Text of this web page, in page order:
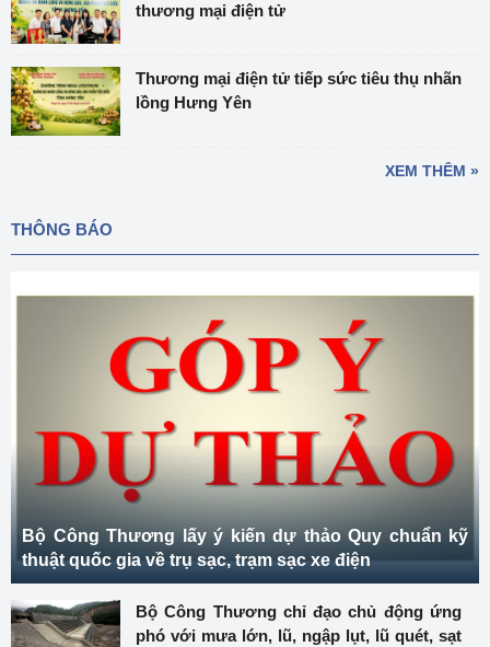
thương mại điện tử
Thương mại điện tử tiếp sức tiêu thụ nhãn
lồng Hưng Yên
XEM THÊM »
THÔNG BÁO
Bộ Công Thương lấy ý kiến dự thảo Quy chuẩn kỹ
thuật quốc gia về trụ sạc, trạm sạc xe điện
Bộ Công Thương chỉ đạo chủ động ứng
phó với mưa lớn, lũ, ngập lụt, lũ quét, sạt